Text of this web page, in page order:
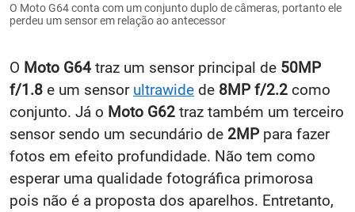
O Moto G64 conta com um conjunto duplo de câmeras, portanto ele
perdeu um sensor em relação ao antecessor
O Moto G64 traz um sensor principal de 50MP
f/1.8 e um sensor ultrawide de 8MP f/2.2 como
conjunto. Já o Moto G62 traz também um terceiro
sensor sendo um secundário de 2MP para fazer
fotos em efeito profundidade. Não tem como
esperar uma qualidade fotográfica primorosa
pois não é a proposta dos aparelhos. Entretanto,